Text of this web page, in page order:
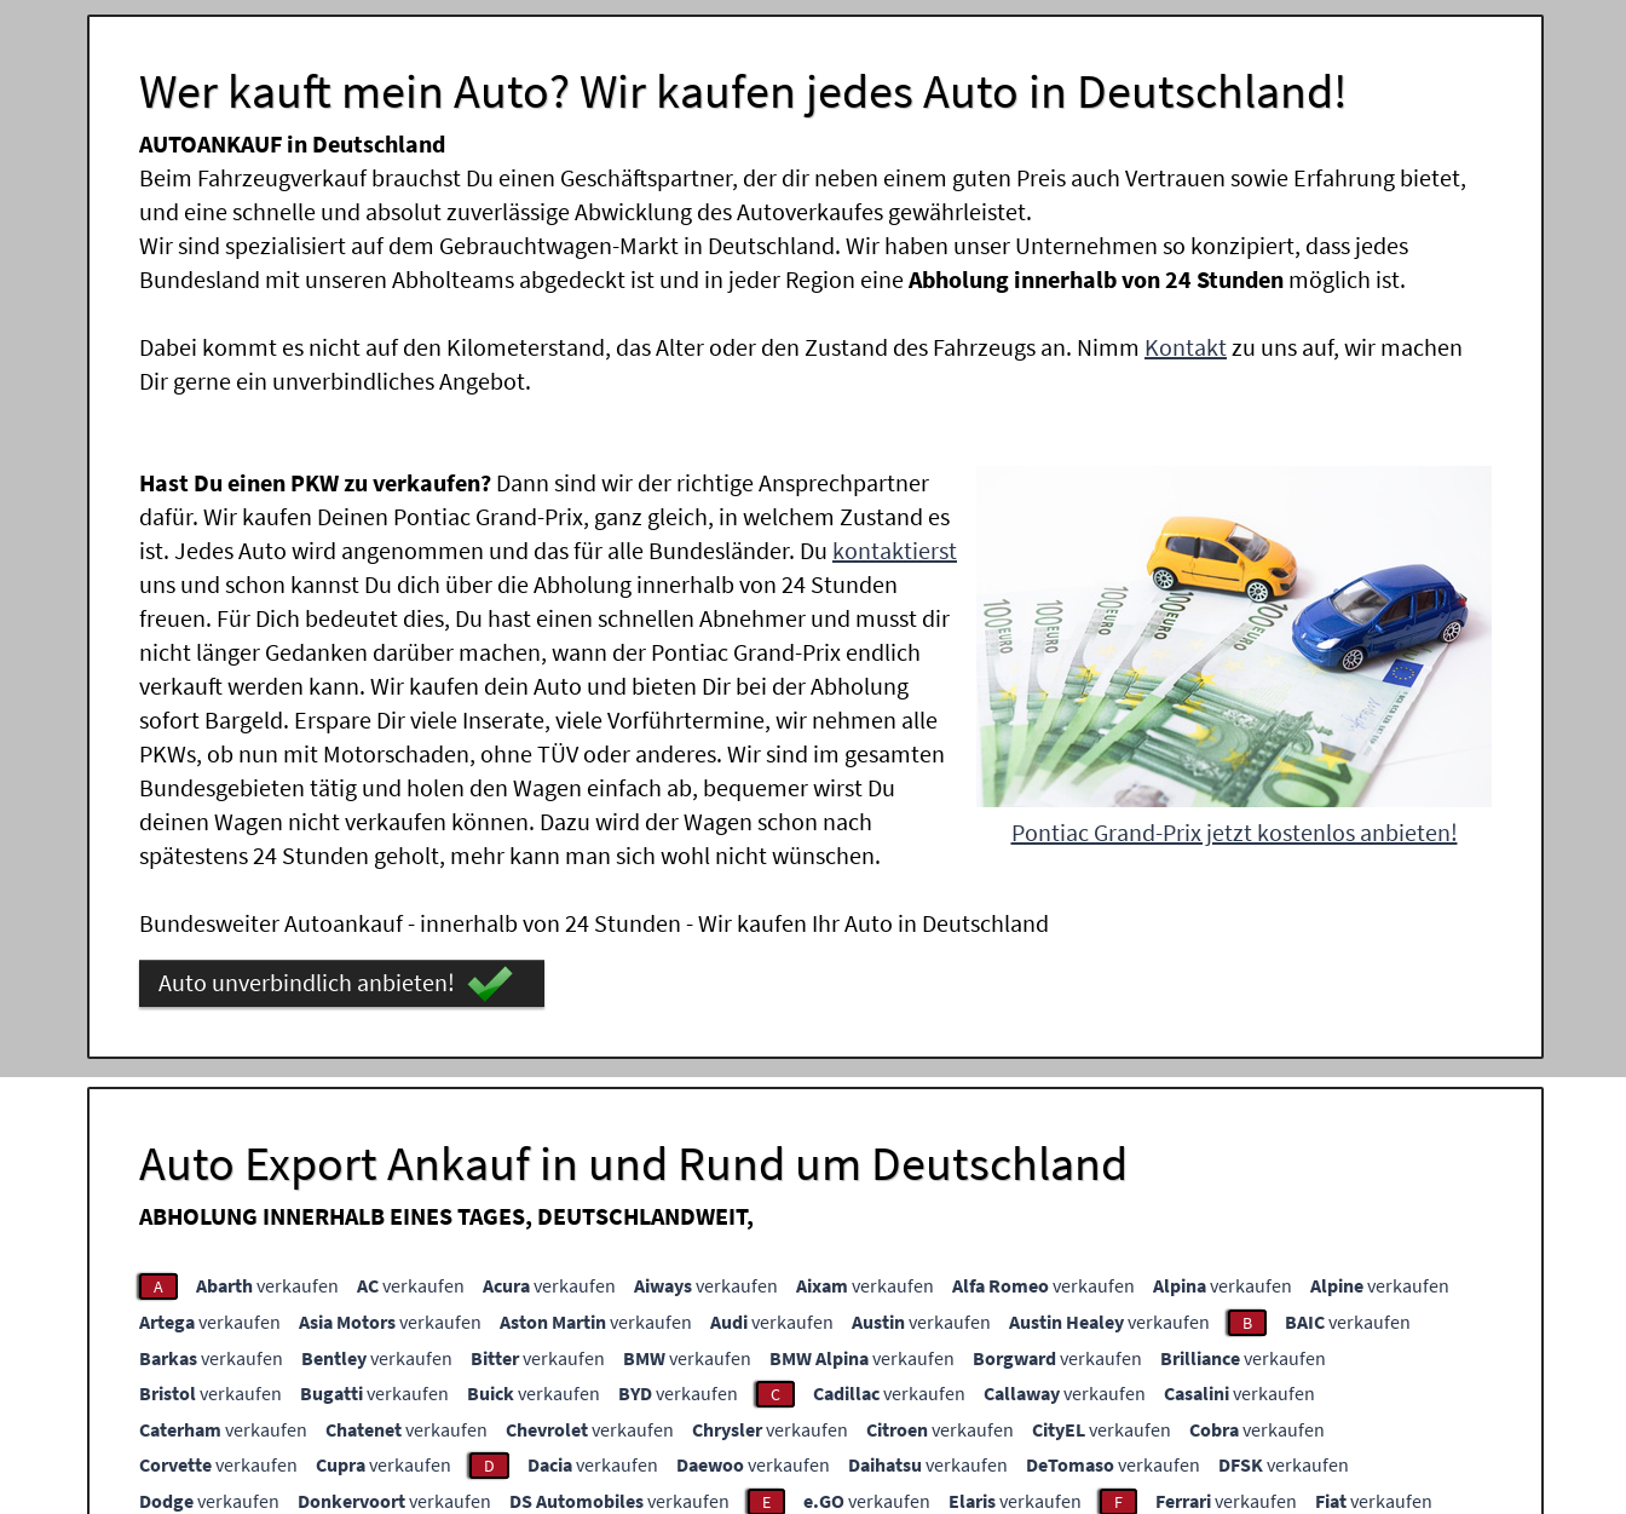
Wer kauft mein Auto? Wir kaufen jedes Auto in Deutschland!
AUTOANKAUF in Deutschland
Beim Fahrzeugverkauf brauchst Du einen Geschäftspartner, der dir neben einem guten Preis auch Vertrauen sowie Erfahrung bietet,
und eine schnelle und absolut zuverlässige Abwicklung des Autoverkaufes gewährleistet.
Wir sind spezialisiert auf dem Gebrauchtwagen-Markt in Deutschland. Wir haben unser Unternehmen so konzipiert, dass jedes
Bundesland mit unseren Abholteams abgedeckt ist und in jeder Region eineAbholung innerhalb von 24 Stunden möglich ist.
Dabei kommt es nicht auf den Kilometerstand, das Alter oder den Zustand des Fahrzeugs an. Nimm Kontaktzu uns auf, wir machen
Dir gerne ein unverbindliches Angebot.
Pontiac Grand-Prix jetzt kostenlos anbieten!
Hast Du einen PKW zu verkaufen? Dann sind wir der richtige Ansprechpartner
dafür. Wir kaufen Deinen Pontiac Grand-Prix, ganz gleich, in welchem Zustand es
ist. Jedes Auto wird angenommen und das für alle Bundesländer. Du kontaktierst
uns und schon kannst Du dich über die Abholung innerhalb von 24 Stunden
freuen. Für Dich bedeutet dies, Du hast einen schnellen Abnehmer und musst dir
nicht länger Gedanken darüber machen, wann der Pontiac Grand-Prix endlich
verkauft werden kann. Wir kaufen dein Auto und bieten Dir bei der Abholung
sofort Bargeld. Erspare Dir viele Inserate, viele Vorführtermine, wir nehmen alle
PKWs, ob nun mit Motorschaden, ohne TÜV oder anderes. Wir sind im gesamten
Bundesgebieten tätig und holen den Wagen einfach ab, bequemer wirst Du
deinen Wagen nicht verkaufen können. Dazu wird der Wagen schon nach
spätestens 24 Stunden geholt, mehr kann man sich wohl nicht wünschen.
Bundesweiter Autoankauf - innerhalb von 24 Stunden - Wir kaufen Ihr Auto in Deutschland
Auto unverbindlich anbieten!
Auto Export Ankauf in und Rund um Deutschland
ABHOLUNG INNERHALB EINES TAGES, DEUTSCHLANDWEIT,
A Abarthverkaufen ACverkaufen Acuraverkaufen Aiwaysverkaufen Aixam verkaufen Alfa Romeoverkaufen Alpinaverkaufen Alpineverkaufen
Artegaverkaufen Asia Motorsverkaufen Aston Martinverkaufen Audiverkaufen Austinverkaufen Austin Healeyverkaufen B BAICverkaufen
Barkasverkaufen Bentleyverkaufen Bitterverkaufen BMWverkaufen BMW Alpinaverkaufen Borgwardverkaufen Brillianceverkaufen
Bristolverkaufen Bugattiverkaufen Buickverkaufen BYDverkaufen C Cadillacverkaufen Callawayverkaufen Casaliniverkaufen
Caterham verkaufen Chatenetverkaufen Chevroletverkaufen Chryslerverkaufen Citroenverkaufen CityELverkaufen Cobraverkaufen
Corvetteverkaufen Cupraverkaufen D Daciaverkaufen Daewooverkaufen Daihatsu verkaufen DeTomasoverkaufen DFSKverkaufen
Dodgeverkaufen Donkervoortverkaufen DS Automobilesverkaufen E e.GOverkaufen Elarisverkaufen F Ferrariverkaufen Fiatverkaufen